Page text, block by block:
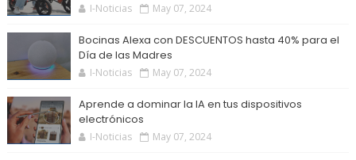
I-Noticias May 07, 2024
Bocinas Alexa con DESCUENTOS hasta 40% para el
Día de las Madres
I-Noticias May 07, 2024
Aprende a dominar la IA en tus dispositivos
electrónicos
I-Noticias May 07, 2024